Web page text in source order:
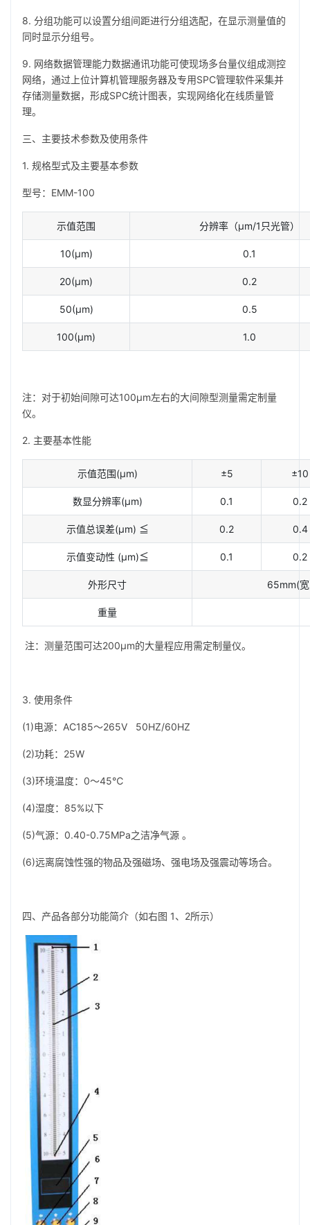
8. 分组功能可以设置分组间距进行分组选配，在显示测量值的
同时显示分组号。
9. 网络数据管理能力数据通讯功能可使现场多台量仪组成测控
网络，通过上位计算机管理服务器及专用SPC管理软件采集并
存储测量数据，形成SPC统计图表，实现网络化在线质量管
理。
三、主要技术参数及使用条件
1. 规格型式及主要基本参数
型号：EMM-100
示值范围 分辨率（μm/1只光管）
10(µm) 0.1
20(µm) 0.2
50(µm) 0.5
100(µm) 1.0
注：对于初始间隙可达100µm左右的大间隙型测量需定制量
仪。
2. 主要基本性能
示值范围(µm) ±5 ±10
数显分辨率(µm) 0.1 0.2
示值总误差(µm) ≦ 0.2 0.4
示值变动性 (µm)≦ 0.1 0.2
外形尺寸 65mm(
重量
注：测量范围可达200µm的大量程应用需定制量仪。
3. 使用条件
(1)电源：AC185～265V 50HZ/60HZ
(2)功耗：25W
(3)环境温度：0～45℃
(4)湿度：85%以下
(5)气源：0.40-0.75MPa之洁净气源 。
(6)远离腐蚀性强的物品及强磁场、强电场及强震动等场合。
四、产品各部分功能简介（如右图 1、2所示）